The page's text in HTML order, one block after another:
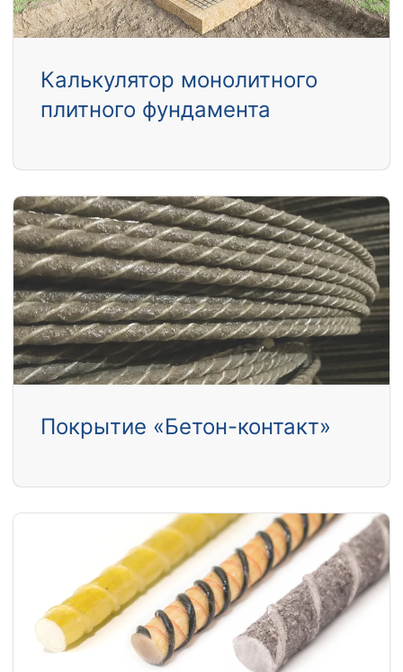
Калькулятор монолитного
плитного фундамента
Покрытие «Бетон-контакт»